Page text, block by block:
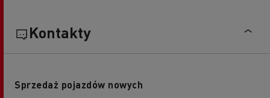
Kontakty
Sprzedaż pojazdów nowych